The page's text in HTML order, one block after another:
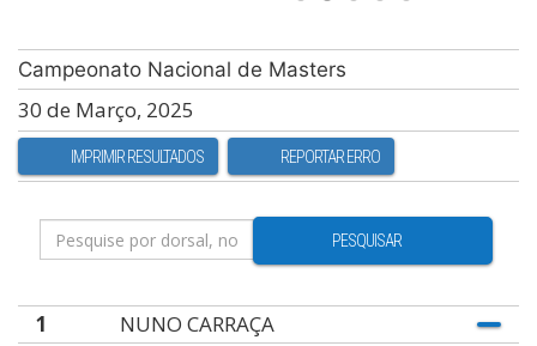
Campeonato Nacional de Masters
30 de Março, 2025
IMPRIMIR RESULTADOS REPORTAR ERRO
PESQUISAR
1
NUNO CARRAÇA